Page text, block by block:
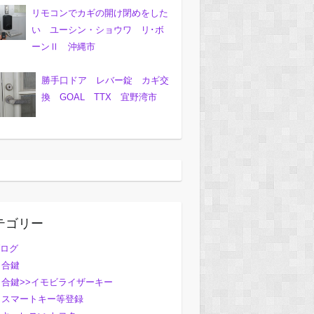
リモコンでカギの開け閉めをした
い ユーシン・ショウワ リ･ボ
ーンⅡ 沖縄市
勝手口ドア レバー錠 カギ交
換 GOAL TTX 宜野湾市
ゴリー
グ
合鍵
合鍵>>イモビライザーキー
スマートキー等登録